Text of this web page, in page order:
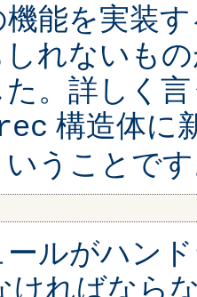
能を実装
しれないも
。詳しく
構造体に
うことで
ールがハン
ければなら